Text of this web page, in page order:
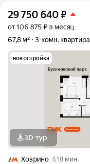
29 750 640 ₽
от 106 875 ₽ в месяц
67,8 м²
3-комн. квартира
новостройка
3D-тур
Ховрино
18 мин.